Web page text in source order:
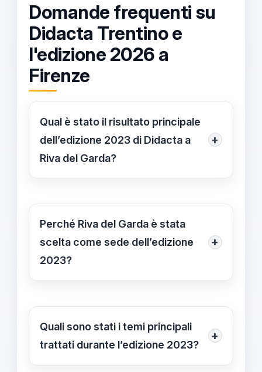
Domande frequenti su
Didacta Trentino e
l'edizione 2026 a
Firenze
Qual è stato il risultato principale
dell’edizione 2023 di Didacta a
Riva del Garda?
+
L’evento ha attirato circa 8.000
consolidando il ruolo di Didacta Italia
come uno dei principali appuntamenti
nazionali sulle innovazioni nel sistema
Perché Riva del Garda è stata
scelta come sede dell’edizione
2023?
+
Perché il Trentino ha rappresentato
e organizzativa, permettendo di
approfondire le esperienze di piccole
Quali sono stati i temi principali
trattati durante l’edizione 2023?
+
Si è concentrata sull’innovazione